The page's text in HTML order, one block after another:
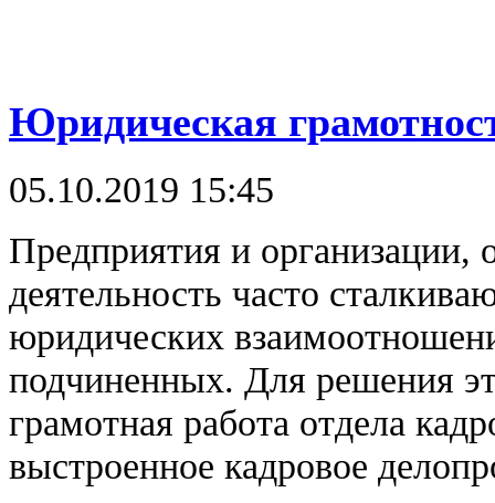
Юридическая
05.10.2019 15:45
Предприятия и
деятельность часто
юридических
подчиненных. Для решения
грамотная работа отдела
выстроенное кадровое